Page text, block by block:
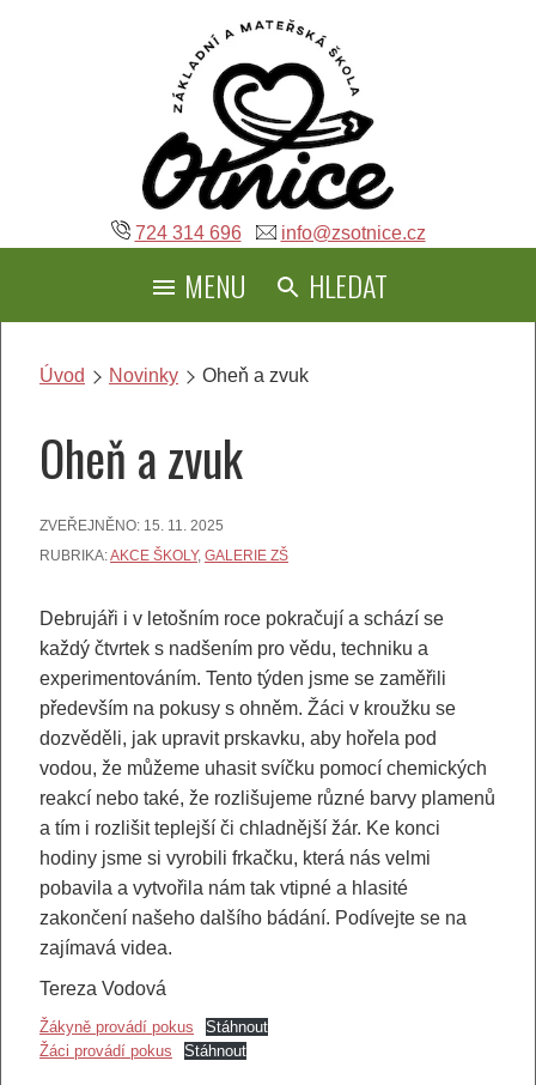
724 314 696 info@zsotnice.cz
MENU HLEDAT
Úvod Novinky Oheň a zvuk
Oheň a zvuk
ZVEŘEJNĚNO: 15. 11. 2025
RUBRIKA:AKCE ŠKOLY, GALERIE ZŠ
Debrujáři i v letošním roce pokračují a schází se
každý čtvrtek s nadšením pro vědu, techniku a
experimentováním. Tento týden jsme se zaměřili
především na pokusy s ohněm. Žáci v kroužku se
dozvěděli, jak upravit prskavku, aby hořela pod
vodou, že můžeme uhasit svíčku pomocí chemických
reakcí nebo také, že rozlišujeme různé barvy plamenů
a tím i rozlišit teplejší či chladnější žár. Ke konci
hodiny jsme si vyrobili frkačku, která nás velmi
pobavila a vytvořila nám tak vtipné a hlasité
zakončení našeho dalšího bádání. Podívejte se na
zajímavá videa.
Tereza Vodová
Žákyně provádí pokus
Stáhnout
Žáci provádí pokus
Stáhnout